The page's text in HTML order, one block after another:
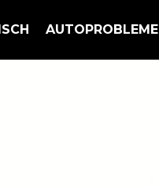
AUTOPROBLEME